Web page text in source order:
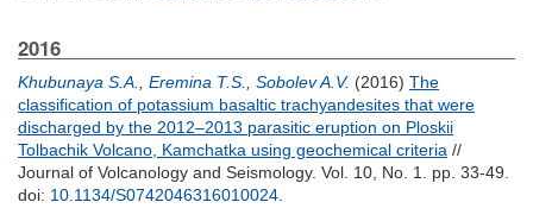
2016
Khubunaya S.A. Eremina T.S. Sobolev A.V. (2016) The
classification of potassium basaltic trachyandesites that were
discharged by the 2012–2013 parasitic eruption on Ploskii
Tolbachik Volcano, Kamchatka using geochemical criteria //
Journal of Volcanology and Seismology. Vol. 10, No. 1. pp. 33-49.
doi: 10.1134/S0742046316010024